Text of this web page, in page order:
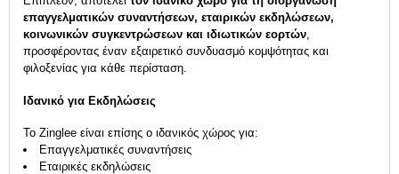
επαγγελματικών συναντήσεων, εταιρικών εκδηλώσεων,
κοινωνικών συγκεντρώσεων και ιδιωτικών εορτών,
προσφέροντας έναν εξαιρετικό συνδυασμό κομψότητας και
φιλοξενίας για κάθε περίσταση.
Ιδανικό για Εκδηλώσεις
Το Zinglee είναι επίσης ο ιδανικός χώρος για:
Επαγγελματικές συναντήσεις
Εταιρικές εκδηλώσεις